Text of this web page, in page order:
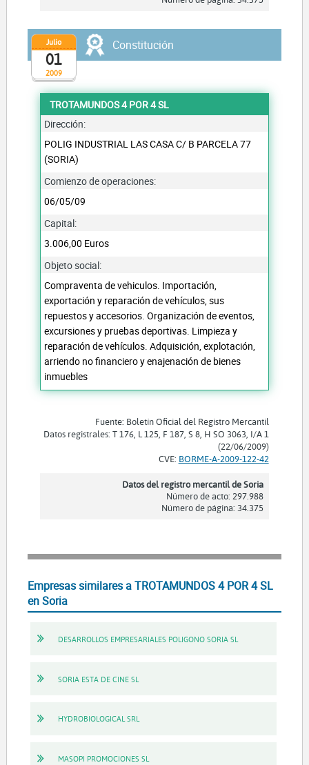
2009
Julio
01
Constitución
TROTAMUNDOS 4 POR 4 SL
Dirección:
POLIG INDUSTRIAL LAS CASA C/ B PARCELA 77
(SORIA)
Comienzo de operaciones:
06/05/09
Capital:
3.006,00 Euros
Objeto social:
Compraventa de vehiculos. Importación,
exportación y reparación de vehículos, sus
repuestos y accesorios. Organización de eventos,
excursiones y pruebas deportivas. Limpieza y
reparación de vehículos. Adquisición, explotación,
arriendo no financiero y enajenación de bienes
inmuebles
Fuente: Boletín Oficial del Registro Mercantil
Datos registrales: T 176, L 125, F 187, S 8, H SO 3063, I/A 1
(22/06/2009)
CVE: BORME-A-2009-122-42
Datos del registro mercantil de Soria
Número de acto: 297.988
Número de página: 34.375
Empresas similares a TROTAMUNDOS 4 POR 4 SL
en Soria
DESARROLLOS EMPRESARIALES POLIGONO SORIA SL
SORIA ESTA DE CINE SL
HYDROBIOLOGICAL SRL
MASOPI PROMOCIONES SL